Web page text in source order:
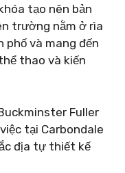
tạo nên bản
trường nằm ở rìa
và mang đến
thao và kiến
Fuller
tại Carbondale
địa tự thiết kế